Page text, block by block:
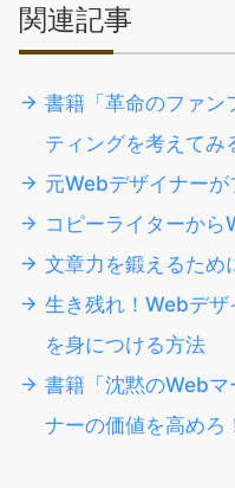
関連記事
書籍「革命のファン
ティングを考えてみ
元Webデザイナー
コピーライターから
文章力を鍛えるため
生き残れ！Webデ
を身につける方法
書籍「沈黙のWeb
ナーの価値を高めろ